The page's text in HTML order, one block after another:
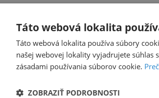
Doprava zdarma od
Táto webová lokalita
Táto webová lokalita používa súbory
našej webovej lokality vyjadrujete súhlas
zásadami používania súborov cookie.
ZOBRAZIŤ PODROBNOSTI